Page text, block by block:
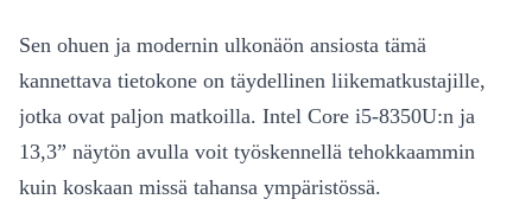
Sen ohuen ja modernin ulkonäön ansiosta tämä
kannettava tietokone on täydellinen liikematkustajille,
jotka ovat paljon matkoilla. Intel Core i5-8350U:n ja
13,3” näytön avulla voit työskennellä tehokkaammin
kuin koskaan missä tahansa ympäristössä.